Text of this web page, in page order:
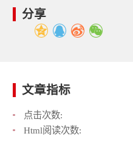
分享
文章指标
点击次数:
Html阅读次数: